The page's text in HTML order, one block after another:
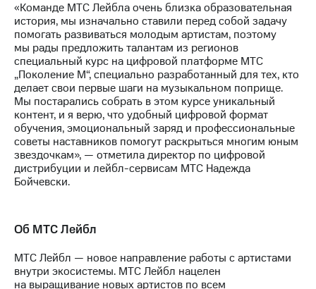
Собрания
акционеров
Личный
кабинет
акционера
Акционерный
капитал
Контроль
и
аудит
Рынок
акций
Описание
Порядок
выкупа
Дивиденды
Рынок
«Команде МТС Лейбла очень близка образовательная
история, мы изначально ставили перед собой задачу
помогать развиваться молодым артистам, поэтому
мы рады предложить талантам из регионов
специальный курс на цифровой платформе МТС
„Поколение М“, специально разработанный для тех, кто
делает свои первые шаги на музыкальном поприще.
Мы постарались собрать в этом курсе уникальный
контент, и я верю, что удобный цифровой формат
обучения, эмоциональный заряд и профессиональные
советы наставников помогут раскрыться многим юным
звездочкам», — отметила директор по цифровой
дистрибуции и лейбл-сервисам МТС Надежда
Бойчевски.
Об МТС Лейбл
МТС Лейбл — новое направление работы с артистами
внутри экосистемы. МТС Лейбл нацелен
на выращивание новых артистов по всем